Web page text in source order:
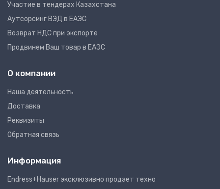
Участие в тендерах Казахстана
Аутсорсинг ВЭД в ЕАЭС
Возврат НДС при экспорте
Продвинем Ваш товар в ЕАЭС
О компании
Наша деятельность
Доставка
Реквизиты
Обратная связь
Информация
Endress+Hauser эксклюзивно продает техно